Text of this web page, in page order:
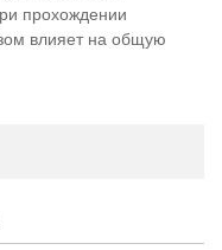
прохождении
влияет на общую